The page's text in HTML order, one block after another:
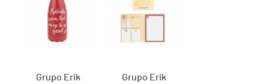
Grupo Erik
Grupo Erik